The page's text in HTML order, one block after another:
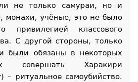
не только самураи, но и
монахи, учёные, это не было
привилегией классового
С другой стороны, только
были обязаны в некоторых
совершать Харакири
– ритуальное самоубийство.